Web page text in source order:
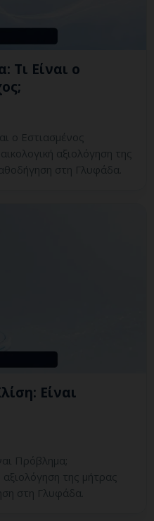
Τι Είναι ο
ο Εστιασμένος
αξιολόγηση της
στη Γλυφάδα.
Είναι
Πρόβλημα;
αξιολόγηση της μήτρας
στη Γλυφάδα.